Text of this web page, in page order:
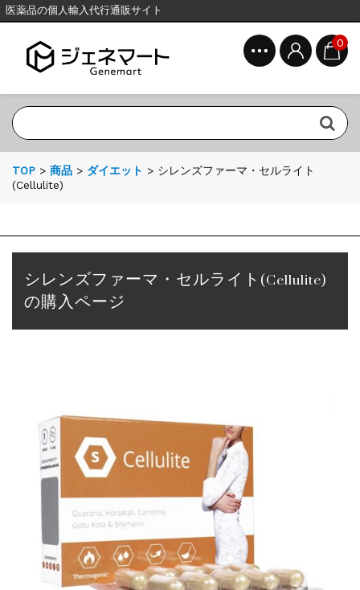
医薬品の個人輸入代行通販サイト
0
TOP > 商品 > ダイエット > シレンズファーマ・セルライト
(Cellulite)
シレンズファーマ・セルライト(Cellulite)
の購入ページ